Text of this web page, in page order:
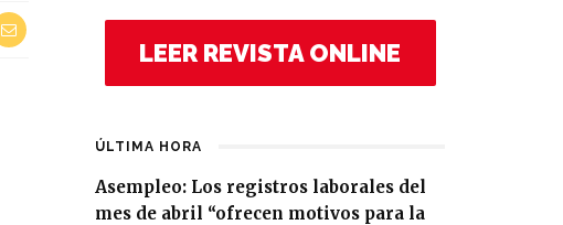
LEER REVISTA ONLINE
ÚLTIMA HORA
Asempleo: Los registros laborales del
mes de abril “ofrecen motivos para la